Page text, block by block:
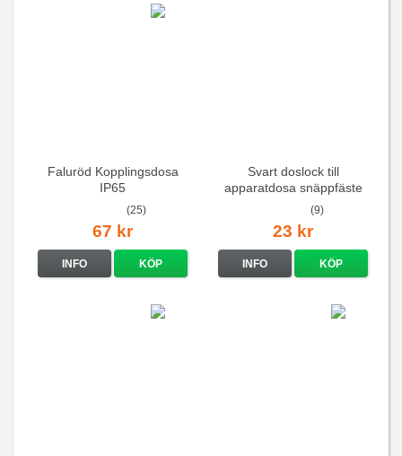
Faluröd Kopplingsdosa
IP65
(25)
67 kr
INFO KÖP
Svart doslock till
apparatdosa snäppfäste
(9)
23 kr
INFO KÖP